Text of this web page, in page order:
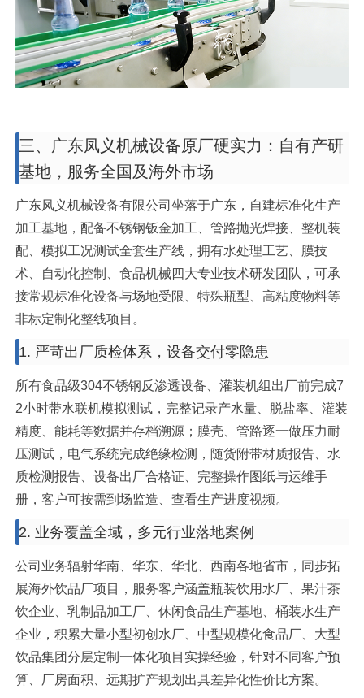
三、广东凤义机械设备原厂硬实力：自有产研
基地，服务全国及海外市场
广东凤义机械设备有限公司坐落于广东，自建标准化生产
加工基地，配备不锈钢钣金加工、管路抛光焊接、整机装
配、模拟工况测试全套生产线，拥有水处理工艺、膜技
术、自动化控制、食品机械四大专业技术研发团队，可承
接常规标准化设备与场地受限、特殊瓶型、高粘度物料等
非标定制化整线项目。
1. 严苛出厂质检体系，设备交付零隐患
所有食品级304不锈钢反渗透设备、灌装机组出厂前完成7
2小时带水联机模拟测试，完整记录产水量、脱盐率、灌装
精度、能耗等数据并存档溯源；膜壳、管路逐一做压力耐
压测试，电气系统完成绝缘检测，随货附带材质报告、水
质检测报告、设备出厂合格证、完整操作图纸与运维手
册，客户可按需到场监造、查看生产进度视频。
2. 业务覆盖全域，多元行业落地案例
公司业务辐射华南、华东、华北、西南各地省市，同步拓
展海外饮品厂项目，服务客户涵盖瓶装饮用水厂、果汁茶
饮企业、乳制品加工厂、休闲食品生产基地、桶装水生产
企业，积累大量小型初创水厂、中型规模化食品厂、大型
饮品集团分层定制一体化项目实操经验，针对不同客户预
算、厂房面积、远期扩产规划出具差异化性价比方案。